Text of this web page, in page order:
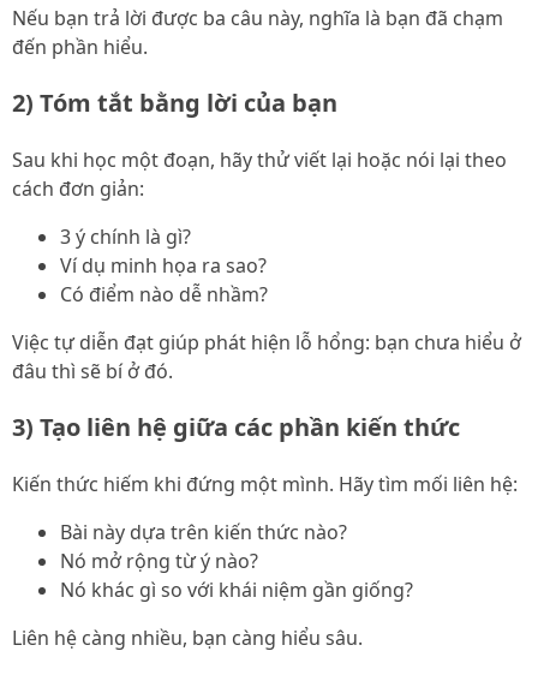
Nếu bạn trả lời được ba câu này, nghĩa là bạn đã chạm
đến phần hiểu.
2) Tóm tắt bằng lời của bạn
Sau khi học một đoạn, hãy thử viết lại hoặc nói lại theo
cách đơn giản:
3 ý chính là gì?
Ví dụ minh họa ra sao?
Có điểm nào dễ nhầm?
Việc tự diễn đạt giúp phát hiện lỗ hổng: bạn chưa hiểu ở
đâu thì sẽ bí ở đó.
3) Tạo liên hệ giữa các phần kiến thức
Kiến thức hiếm khi đứng một mình. Hãy tìm mối liên hệ:
Bài này dựa trên kiến thức nào?
Nó mở rộng từ ý nào?
Nó khác gì so với khái niệm gần giống?
Liên hệ càng nhiều, bạn càng hiểu sâu.